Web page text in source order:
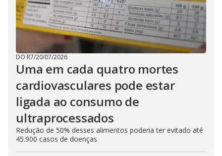
DO R7/20/07/2026
Uma em cada quatro mortes
cardiovasculares pode estar
ligada ao consumo de
ultraprocessados
Redução de 50% desses alimentos poderia ter evitado até
45.900 casos de doenças